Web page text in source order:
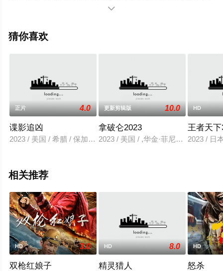
演绎的中国香港电影，手机免费观看高清无删减完整版电
电视猫或剧情网等平台了解。

猜你喜欢
正片 4.0
谍影追凶
2023 / 美国 / 希腊 / 保加利亚 / 艾伦·艾克哈特,妮娜·杜波夫,小克
更新剪辑版 10.0
拿破仑2023
2023 / 美国 / ,华金·菲尼克斯,凡妮莎·
HD
王者天下
2023 / 日
相关推荐
HD 3.0
双枪红娘子
HD 8.0
精灵猎人
HD
怒杀